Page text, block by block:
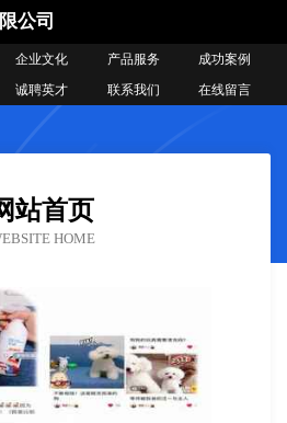
公司
企业文化 产品服务
成功案例
诚聘英才 联系我们 在线留言
站首页
HOME